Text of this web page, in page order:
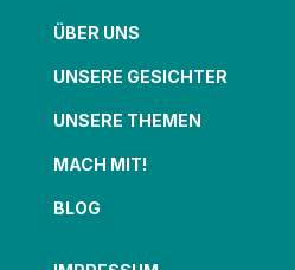
ÜBER UNS
UNSERE GESICHTER
UNSERE THEMEN
MACH MIT!
BLOG